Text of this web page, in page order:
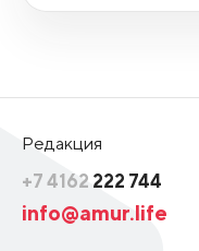
Редакция
+7 4162 222 744
info@amur.life